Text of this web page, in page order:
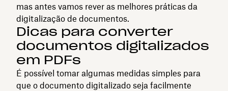
mas antes vamos rever as melhores práticas da
digitalização de documentos.
Dicas para converter
documentos digitalizados
em PDFs
É possível tomar algumas medidas simples para
que o documento digitalizado seja facilmente